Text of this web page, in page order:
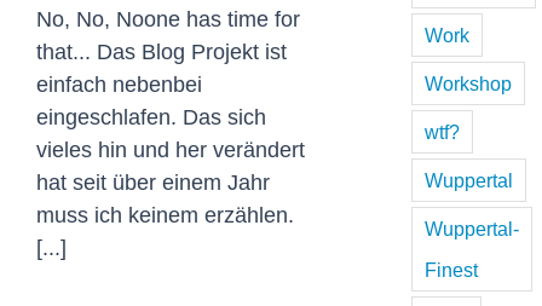
No, No, Noone has time for
that... Das Blog Projekt ist
einfach nebenbei
eingeschlafen. Das sich
vieles hin und her verändert
hat seit über einem Jahr
muss ich keinem erzählen.
[...]
Work
Workshop
wtf?
Wuppertal
Wuppertal-
Finest